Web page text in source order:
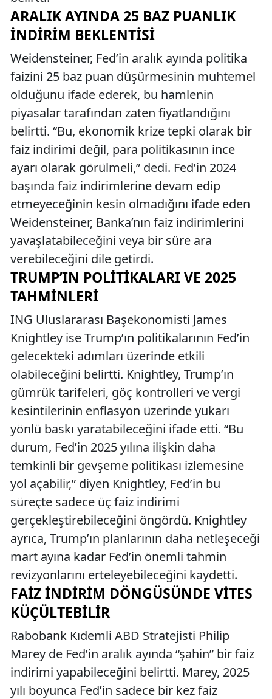
ARALIK AYINDA 25 BAZ PUANLIK
İNDIRIM BEKLENTISI
Weidensteiner, Fed’in aralık ayında politika
faizini 25 baz puan düşürmesinin muhtemel
olduğunu ifade ederek, bu hamlenin
piyasalar tarafından zaten fiyatlandığını
belirtti. “Bu, ekonomik krize tepki olarak bir
faiz indirimi değil, para politikasının ince
ayarı olarak görülmeli,” dedi. Fed’in 2024
başında faiz indirimlerine devam edip
etmeyeceğinin kesin olmadığını ifade eden
Weidensteiner, Banka’nın faiz indirimlerini
yavaşlatabileceğini veya bir süre ara
verebileceğini dile getirdi.
TRUMP’IN POLITIKALARI VE 2025
TAHMINLERI
ING Uluslararası Başekonomisti James
Knightley ise Trump’ın politikalarının Fed’in
gelecekteki adımları üzerinde etkili
olabileceğini belirtti. Knightley, Trump’ın
gümrük tarifeleri, göç kontrolleri ve vergi
kesintilerinin enflasyon üzerinde yukarı
yönlü baskı yaratabileceğini ifade etti. “Bu
durum, Fed’in 2025 yılına ilişkin daha
temkinli bir gevşeme politikası izlemesine
yol açabilir,” diyen Knightley, Fed’in bu
süreçte sadece üç faiz indirimi
gerçekleştirebileceğini öngördü. Knightley
ayrıca, Trump’ın planlarının daha netleşeceği
mart ayına kadar Fed’in önemli tahmin
revizyonlarını erteleyebileceğini kaydetti.
FAIZ İNDIRIM DÖNGÜSÜNDE VITES
KÜÇÜLTEBILIR
Rabobank Kıdemli ABD Stratejisti Philip
Marey de Fed’in aralık ayında “şahin” bir faiz
indirimi yapabileceğini belirtti. Marey, 2025
yılı boyunca Fed’in sadece bir kez faiz